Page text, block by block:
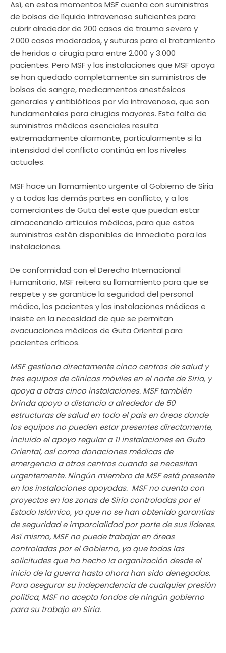
Así, en estos momentos MSF cuenta con suministros
de bolsas de líquido intravenoso suficientes para
cubrir alrededor de 200 casos de trauma severo y
2.000 casos moderados, y suturas para el tratamiento
de heridas o cirugía para entre 2.000 y 3.000
pacientes. Pero MSF y las instalaciones que MSF apoya
se han quedado completamente sin suministros de
bolsas de sangre, medicamentos anestésicos
generales y antibióticos por vía intravenosa, que son
fundamentales para cirugías mayores. Esta falta de
suministros médicos esenciales resulta
extremadamente alarmante, particularmente si la
intensidad del conflicto continúa en los niveles
actuales.
MSF hace un llamamiento urgente al Gobierno de Siria
y a todas las demás partes en conflicto, y a los
comerciantes de Guta del este que puedan estar
almacenando artículos médicos, para que estos
suministros estén disponibles de inmediato para las
instalaciones.
De conformidad con el Derecho Internacional
Humanitario, MSF reitera su llamamiento para que se
respete y se garantice la seguridad del personal
médico, los pacientes y las instalaciones médicas e
insiste en la necesidad de que se permitan
evacuaciones médicas de Guta Oriental para
pacientes críticos.
MSF gestiona directamente cinco centros de salud y
tres equipos de clínicas móviles en el norte de Siria, y
apoya a otras cinco instalaciones. MSF también
brinda apoyo a distancia a alrededor de 50
estructuras de salud en todo el país en áreas donde
los equipos no pueden estar presentes directamente,
incluido el apoyo regular a 11 instalaciones en Guta
Oriental, así como donaciones médicas de
emergencia a otros centros cuando se necesitan
urgentemente. Ningún miembro de MSF está presente
en las instalaciones apoyadas. MSF no cuenta con
proyectos en las zonas de Siria controladas por el
Estado Islámico, ya que no se han obtenido garantías
de seguridad e imparcialidad por parte de sus líderes.
Así mismo, MSF no puede trabajar en áreas
controladas por el Gobierno, ya que todas las
solicitudes que ha hecho la organización desde el
inicio de la guerra hasta ahora han sido denegadas.
Para asegurar su independencia de cualquier presión
política, MSF no acepta fondos de ningún gobierno
para su trabajo en Siria.